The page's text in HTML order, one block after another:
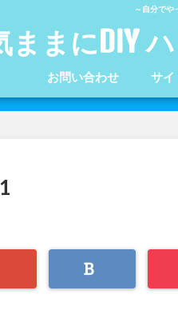
～自分でや
ままにDIY
お問い合わせ サイ